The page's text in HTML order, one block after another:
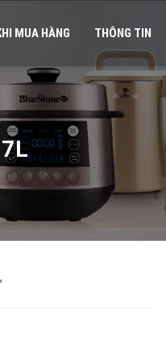
MUA HÀNG THÔNG TIN